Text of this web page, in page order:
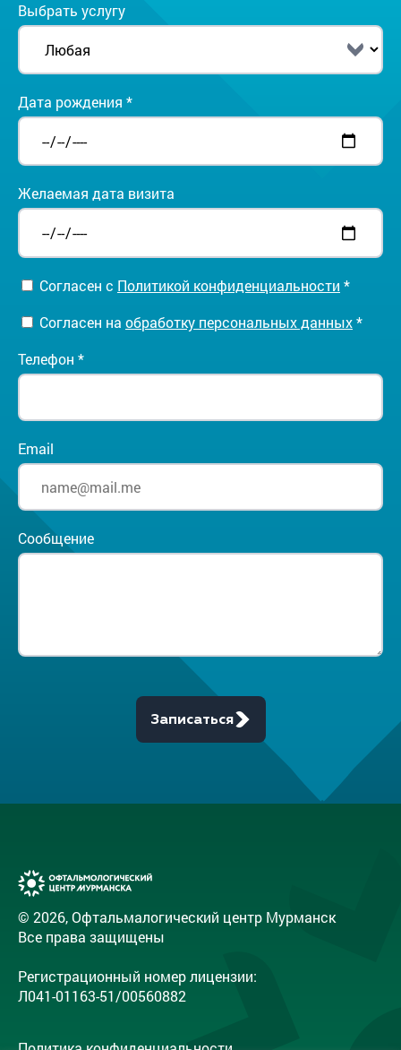
Выбрать услугу
Дата рождения *
Желаемая дата визита
Согласен с Политикой конфиденциальности *
Согласен на обработку персональных данных*
Телефон *
Email
Сообщение
Записаться
© 2026, Офтальмалогический центр Мурманск
Все права защищены
Регистрационный номер лицензии:
Л041-01163-51/00560882